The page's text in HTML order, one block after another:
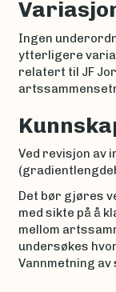
Ingen
ytterligere
relatert til JF
Ved revisjon av
Det bør gjøres
med sikte på å
mellom
undersøkes
Vannmetning